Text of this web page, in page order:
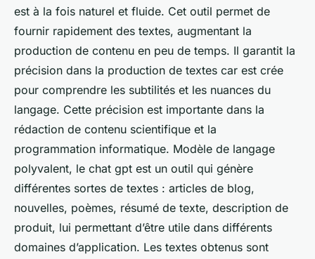
est à la fois naturel et fluide. Cet outil permet de
fournir rapidement des textes, augmentant la
production de contenu en peu de temps. Il garantit la
précision dans la production de textes car est crée
pour comprendre les subtilités et les nuances du
langage. Cette précision est importante dans la
rédaction de contenu scientifique et la
programmation informatique. Modèle de langage
polyvalent, le chat gpt est un outil qui génère
différentes sortes de textes : articles de blog,
nouvelles, poèmes, résumé de texte, description de
produit, lui permettant d’être utile dans différents
domaines d’application. Les textes obtenus sont